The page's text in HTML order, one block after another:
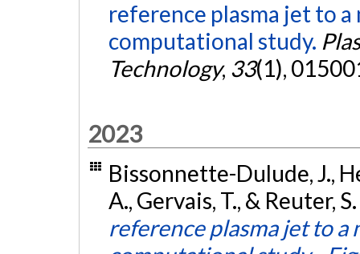
reference plasma jet to
computational study.
Technology, 33(1),
2023
Bissonnette-Dulude, J.,
A., Gervais, T., & Reuter,
reference plasma jet to a